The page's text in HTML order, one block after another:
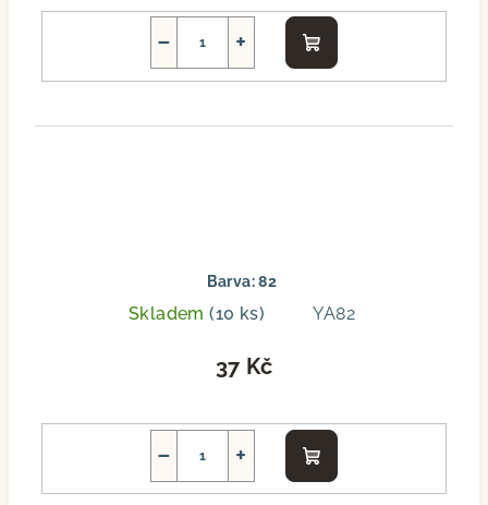
+
−
Do
košíku
Barva: 82
Skladem(10 ks) YA82
37 Kč
+
−
Do
košíku